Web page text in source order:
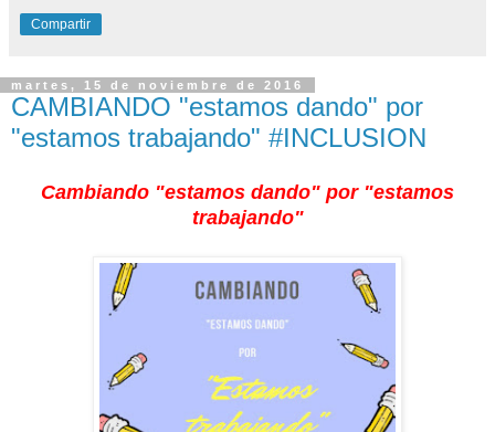
Compartir
martes, 15 de noviembre de 2016
CAMBIANDO "estamos dando" por
"estamos trabajando" #INCLUSION
Cambiando "estamos dando" por "estamos
trabajando"